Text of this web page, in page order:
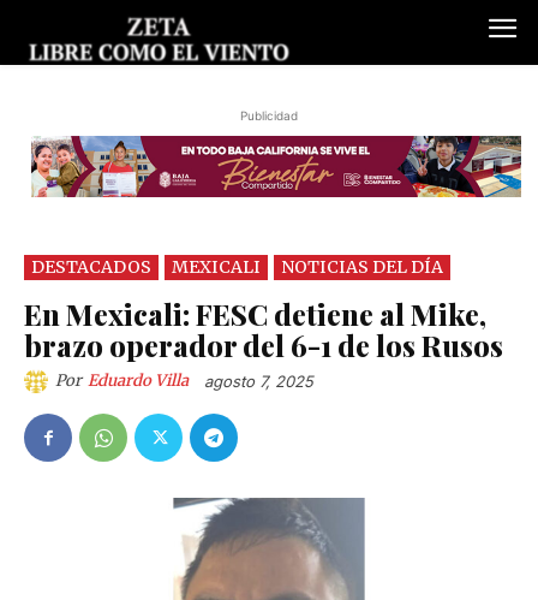
Publicidad
DESTACADOS MEXICALI NOTICIAS DEL DÍA
En Mexicali: FESC detiene al Mike,
brazo operador del 6-1 de los Rusos
Por Eduardo Villa agosto 7, 2025